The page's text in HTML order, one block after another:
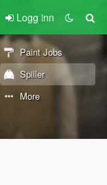
Logg inn
Paint Jobs
Spiller
More